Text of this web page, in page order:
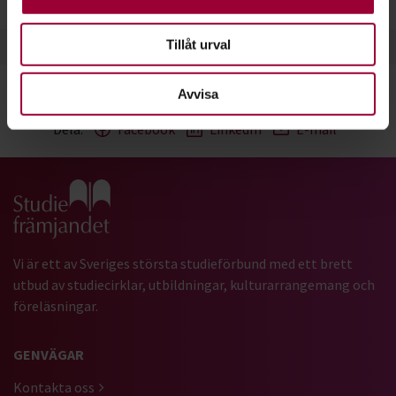
Tillåt urval
Avvisa
Dela: Facebook LinkedIn E-mail
Gå till studiefrämjandets startsida
Vi är ett av Sveriges största studieförbund med ett brett
utbud av studiecirklar, utbildningar, kulturarrangemang och
föreläsningar.
GENVÄGAR
Kontakta oss